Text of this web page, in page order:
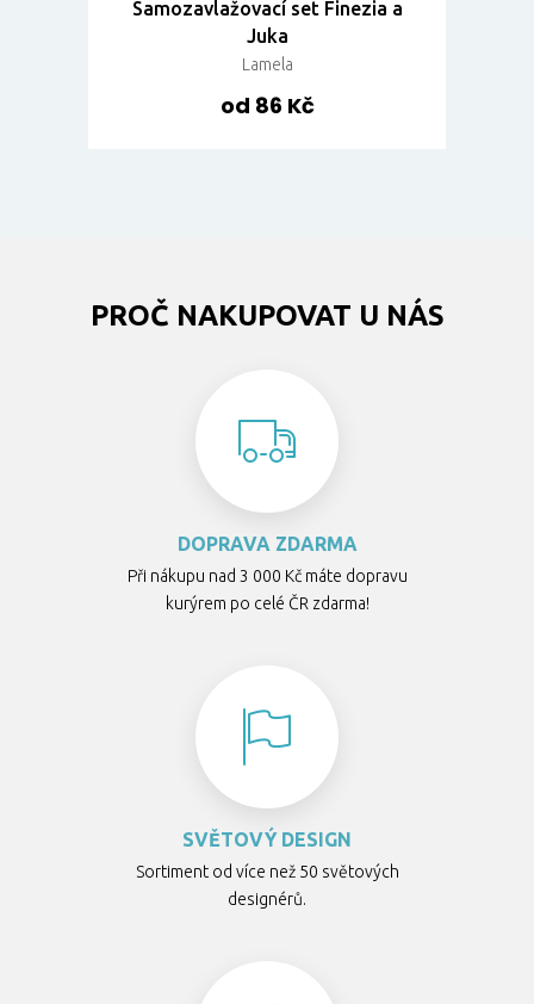
Samozavlažovací set Finezia a
Juka
Lamela
od 86 Kč
PROČ NAKUPOVAT U NÁS
DOPRAVA ZDARMA
Při nákupu nad 3 000 Kč máte dopravu
kurýrem po celé ČR zdarma!
SVĚTOVÝ DESIGN
Sortiment od více než 50 světových
designérů.